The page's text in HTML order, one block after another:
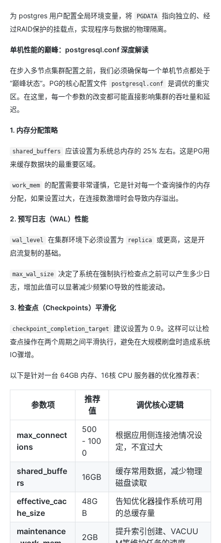
为 postgres 用户配置全局环境变量，将 PGDATA
指向独立的、经
过RAID保护的挂载点，实现程序与数据的物理隔离。
单机性能的巅峰：postgresql.conf 深度解读
在步入多节点集群配置之前，我们必须确保每一个单机节点都处于
“巅峰状态”。PG的核心配置文件
postgresql.conf
是调优的重灾
区。在这里，每一个参数的改变都可能直接影响集群的吞吐量和延
迟。
1. 内存分配策略
shared_buffers
应该设置为系统总内存的 25% 左右。这是PG用
来缓存数据块的最重要区域。
work_mem
的配置需要非常谨慎，它是针对每一个查询操作的内存
分配，如果设置过大，在连接数激增时会导致内存溢出。
2. 预写日志（WAL）性能
wal_level 在集群环境下必须设置为 replica
或更高，这是开
启流复制的基础。
max_wal_size
决定了系统在强制执行检查点之前可以产生多少日
志，增加此值可以显著减少频繁IO导致的性能波动。
3. 检查点（Checkpoints）平滑化
checkpoint_completion_target
建议设置为 0.9。这样可以让检
查点操作在两个周期之间平滑执行，避免在大规模刷盘时造成系统
IO骤增。
以下是针对一台 64GB 内存、16核 CPU 服务器的优化推荐表：
参数项
推荐
值
调优核心逻辑
max_connect
ions
500
- 100
0
根据应用侧连接池情况设
定，不宜过大
shared_buffe
rs
16GB
缓存常用数据，减少物理
磁盘读取
effective_cac
he_size
48G
B
告知优化器操作系统可用
的总缓存量
maintenance
2GB
提升索引创建、VACUU